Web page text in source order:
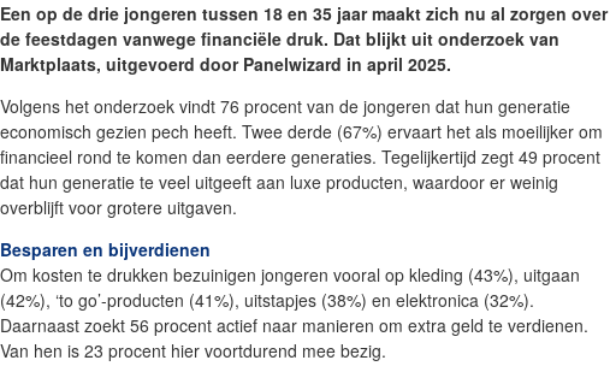
Een op de drie jongeren tussen 18 en 35 jaar maakt zich nu al zorgen over
de feestdagen vanwege financiële druk. Dat blijkt uit onderzoek van
Marktplaats, uitgevoerd door Panelwizard in april 2025.
Volgens het onderzoek vindt 76 procent van de jongeren dat hun generatie
economisch gezien pech heeft. Twee derde (67%) ervaart het als moeilijker om
financieel rond te komen dan eerdere generaties. Tegelijkertijd zegt 49 procent
dat hun generatie te veel uitgeeft aan luxe producten, waardoor er weinig
overblijft voor grotere uitgaven.
Besparen en bijverdienen
Om kosten te drukken bezuinigen jongeren vooral op kleding (43%), uitgaan
(42%), ‘to go’-producten (41%), uitstapjes (38%) en elektronica (32%).
Daarnaast zoekt 56 procent actief naar manieren om extra geld te verdienen.
Van hen is 23 procent hier voortdurend mee bezig.